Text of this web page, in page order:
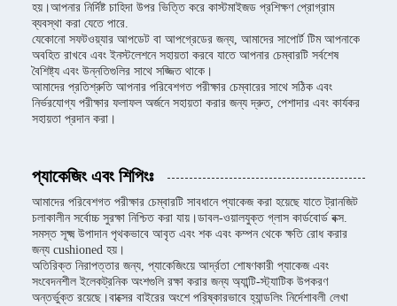
হয়।আপনার নির্দিষ্ট চাহিদা উপর ভিত্তি করে কাস্টমাইজড প্রশিক্ষণ প্রোগ্রাম
ব্যবস্থা করা যেতে পারে.
যেকোনো সফটওয়্যার আপডেট বা আপগ্রেডের জন্য, আমাদের সাপোর্ট টিম আপনাকে
অবহিত রাখবে এবং ইনস্টলেশনে সহায়তা করবে যাতে আপনার চেম্বারটি সর্বশেষ
বৈশিষ্ট্য এবং উন্নতিগুলির সাথে সজ্জিত থাকে।
আমাদের প্রতিশ্রুতি আপনার পরিবেশগত পরীক্ষার চেম্বারের সাথে সঠিক এবং
নির্ভরযোগ্য পরীক্ষার ফলাফল অর্জনে সহায়তা করার জন্য দ্রুত, পেশাদার এবং কার্যকর
সহায়তা প্রদান করা।
প্যাকেজিং এবং শিপিংঃ
আমাদের পরিবেশগত পরীক্ষার চেম্বারটি সাবধানে প্যাকেজ করা হয়েছে যাতে ট্রানজিট
চলাকালীন সর্বোচ্চ সুরক্ষা নিশ্চিত করা যায়।ডাবল-ওয়ালযুক্ত গ্লাস কার্ডবোর্ড বক্স.
সমস্ত সূক্ষ্ম উপাদান পৃথকভাবে আবৃত এবং শক এবং কম্পন থেকে ক্ষতি রোধ করার
জন্য cushioned হয়।
অতিরিক্ত নিরাপত্তার জন্য, প্যাকেজিংয়ে আর্দ্রতা শোষণকারী প্যাকেজ এবং
সংবেদনশীল ইলেকট্রনিক অংশগুলি রক্ষা করার জন্য অ্যান্টি-স্ট্যাটিক উপকরণ
অন্তর্ভুক্ত রয়েছে।বাক্সের বাইরের অংশে পরিষ্কারভাবে হ্যান্ডলিং নির্দেশাবলী লেখা